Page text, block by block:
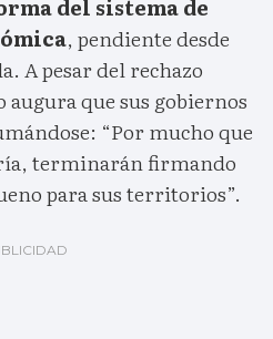
del sistema de
, pendiente desde
A pesar del rechazo
que sus gobiernos
“Por mucho que
terminarán firmando
para sus territorios”.